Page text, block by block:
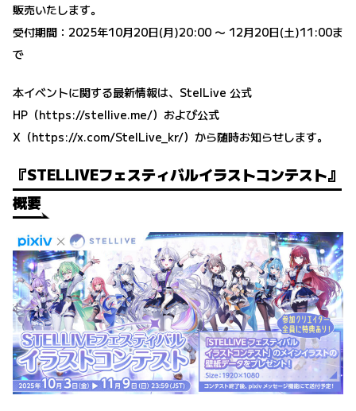
販売いたします。
受付期間：2025年10月20日(月)20:00 〜 12月20日(土)11:00ま
で
本イベントに関する最新情報は、StelLive 公式
HP（https://stellive.me/）および公式
X（https://x.com/StelLive_kr/）から随時お知らせします。
『STELLIVEフェスティバルイラストコンテスト』
概要